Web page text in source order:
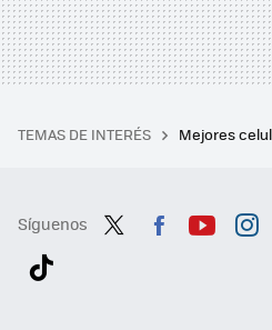
TEMAS DE INTERÉS Mejores
Síguenos